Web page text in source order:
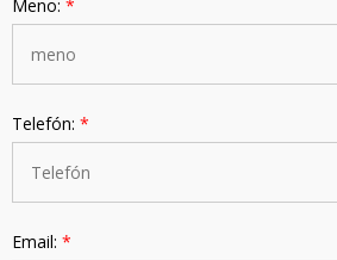
Meno: *
Telefón: *
Email: *